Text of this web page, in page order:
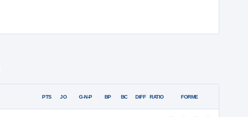
PTS JO G-N-P BP BC DIFF RATIO FORME